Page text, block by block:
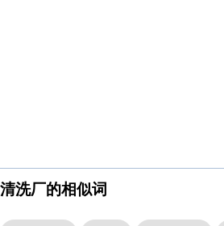
清洗厂的相似词